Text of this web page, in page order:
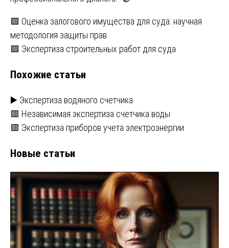
Навигация
по
🟩 Оценка залогового имущества для суда: научная
методология защиты прав
🟩 Экспертиза строительных работ для суда
Похожие статьи
▶️ Экспертиза водяного счетчика
🟥 Независимая экспертиза счетчика воды
🟥 Экспертиза приборов учета электроэнергии
Новые статьи